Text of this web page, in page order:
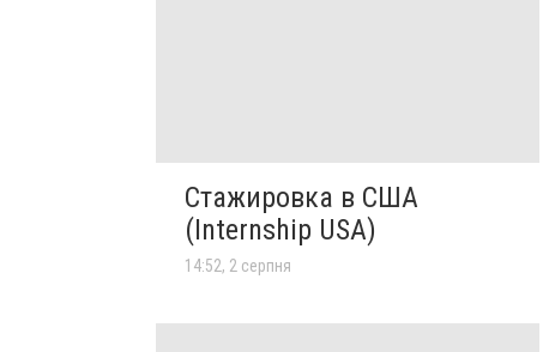
Стажировка в США
(Internship USA)
14:52, 2 серпня